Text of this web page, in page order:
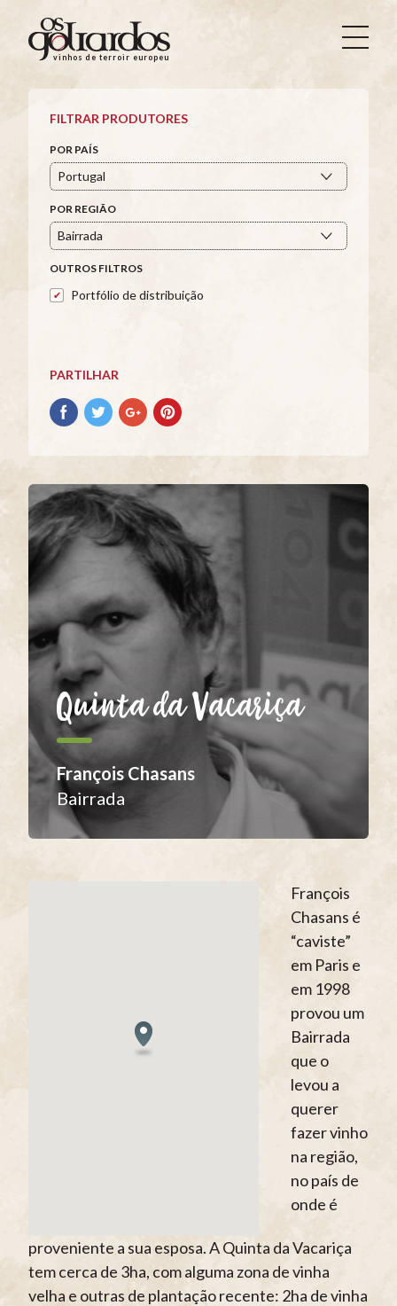
Os
Goliardos
Vinhos
Terroir
Europeus
vinhos de terroir europeus
FILTRAR PRODUTORES
POR PAÍS
POR REGIÃO
OUTROS FILTROS
Portfólio de distribuição
PARTILHAR
Partilhar
no
Partilhar
no
Partilhar
no
Partilhar
no
Quinta da Vacariça
François Chasans
Bairrada
François
Chasans é
“caviste”
em Paris e
em 1998
provou um
Bairrada
que o
levou a
querer
fazer vinho
na região,
no país de
onde é
proveniente a sua esposa. A Quinta da Vacariça
tem cerca de 3ha, com alguma zona de vinha
velha e outras de plantação recente: 2ha de vinha